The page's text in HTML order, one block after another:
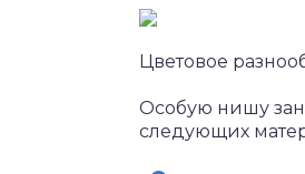
Цветовое
Особую нишу
следующих